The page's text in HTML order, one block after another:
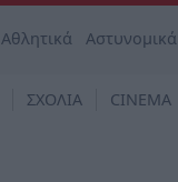
Αθλητικά Αστυνομικά
ΣΧΟΛΙΑ CINEMA